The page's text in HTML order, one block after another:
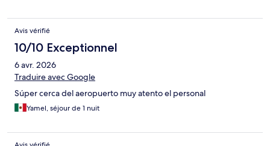
Avis vérifié
10/10 Exceptionnel
6 avr. 2026
Traduire avec Google
Súper cerca del aeropuerto muy atento el personal
Yamel, séjour de 1 nuit